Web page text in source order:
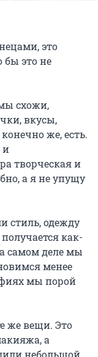
это
бы это не
схожи,
вкусы,
же, есть.
и
творческая и
а я не упущу
стиль, одежду
как-
самом деле мы
менее
мы порой
же вещи. Это
а
небольшой